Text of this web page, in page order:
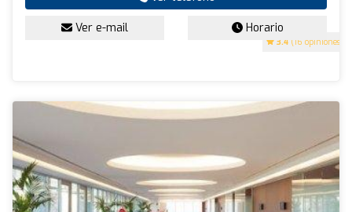
3.4 (16 opiniones)
Ver e-mail Horario